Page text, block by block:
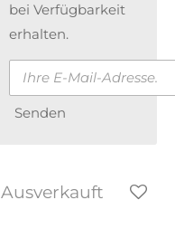
bei Verfügbarkeit
erhalten.
Senden
Ausverkauft